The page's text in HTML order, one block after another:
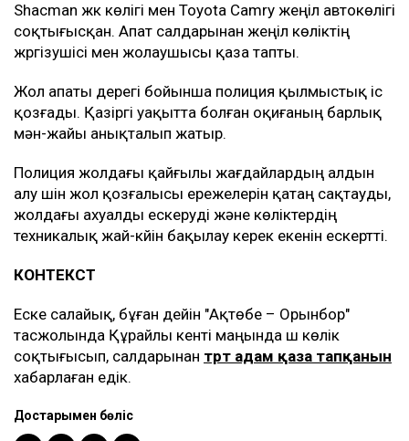
Shacman жүк көлігі мен Toyota Camry жеңіл автокөлігі
соқтығысқан. Апат салдарынан жеңіл көліктің
жүргізушісі мен жолаушысы қаза тапты.
Жол апаты дерегі бойынша полиция қылмыстық іс
қозғады. Қазіргі уақытта болған оқиғаның барлық
мән-жайы анықталып жатыр.
Полиция жолдағы қайғылы жағдайлардың алдын
алу үшін жол қозғалысы ережелерін қатаң сақтауды,
жолдағы ахуалды ескеруді және көліктердің
техникалық жай-күйін бақылау керек екенін ескертті.
КОНТЕКСТ
Еске салайық, бұған дейін "Ақтөбе – Орынбор"
тасжолында Құрайлы кенті маңында үш көлік
соқтығысып, салдарынан төрт адам қаза тапқанын
хабарлаған едік.
Достарыңмен бөліс